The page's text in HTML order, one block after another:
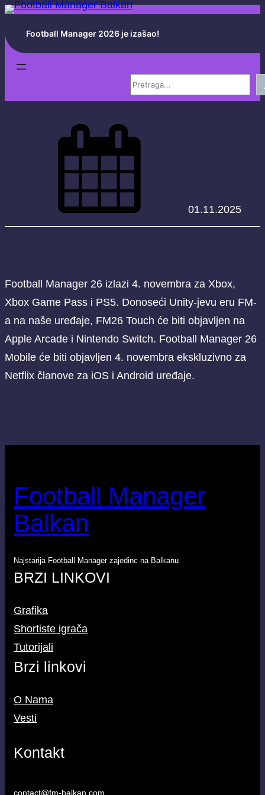
Skoči
na
sadržaj
Football Manager 2026 je izašao!
S
e
r
c
h
01.11.2025
Football Manager 26 izlazi 4. novembra za Xbox,
Xbox Game Pass i PS5. Donoseći Unity-jevu eru FM-
a na naše uređaje, FM26 Touch će biti objavljen na
Apple Arcade i Nintendo Switch. Football Manager 26
Mobile će biti objavljen 4. novembra ekskluzivno za
Netflix članove za iOS i Android uređaje.
Football Manager
Balkan
Najstarija Football Manager zajedinc na Balkanu
BRZI LINKOVI
Grafika
Shortiste igrača
Tutorijali
Brzi linkovi
O Nama
Vesti
Kontakt
contact@fm-balkan.com